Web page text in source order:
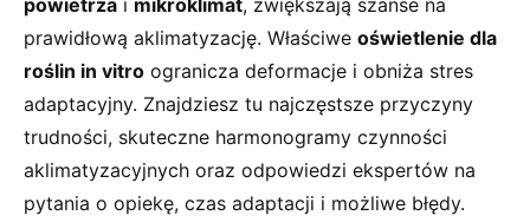
powietrza i mikroklimat, zwiększają szanse na
prawidłową aklimatyzację. Właściwe oświetlenie dla
roślin in vitro ogranicza deformacje i obniża stres
adaptacyjny. Znajdziesz tu najczęstsze przyczyny
trudności, skuteczne harmonogramy czynności
aklimatyzacyjnych oraz odpowiedzi ekspertów na
pytania o opiekę, czas adaptacji i możliwe błędy.